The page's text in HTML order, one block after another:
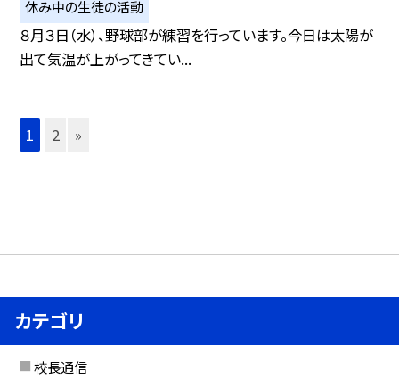
休み中の生徒の活動
８月３日（水）、野球部が練習を行っています。今日は太陽が
出て気温が上がってきてい...
1 2 »
カテゴリ
校長通信